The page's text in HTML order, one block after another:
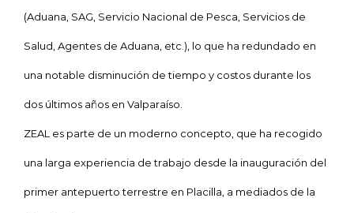
(Aduana, SAG, Servicio Nacional de Pesca, Servicios de
Salud, Agentes de Aduana, etc.), lo que ha redundado en
una notable disminución de tiempo y costos durante los
dos últimos años en Valparaíso.
ZEAL es parte de un moderno concepto, que ha recogido
una larga experiencia de trabajo desde la inauguración del
primer antepuerto terrestre en Placilla, a mediados de la